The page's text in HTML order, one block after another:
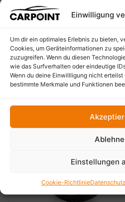
Einwilligung
Um dir ein optimales Erlebnis zu bieten,
Cookies, um Geräteinformationen zu
zuzugreifen. Wenn du diesen
wie das Surfverhalten oder eindeutige
Wenn du deine Einwillligung nicht
bestimmte Merkmale und Funktionen
Einstellungen
Cookie-Richtlinie